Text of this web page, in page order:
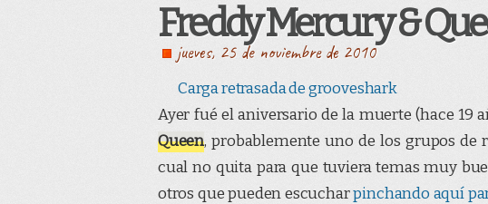
Freddy Mercury &
jueves, 25 de noviembre de 2010
Carga retrasada de grooveshark
Ayer fué el aniversario de la muerte (hace 19
Queen, probablemente uno de los grupos
cual no quita para que tuviera temas muy
otros que pueden escucharpinchando aquí